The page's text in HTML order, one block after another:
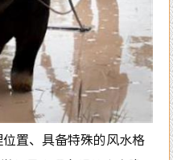
置、具备特殊的风水格